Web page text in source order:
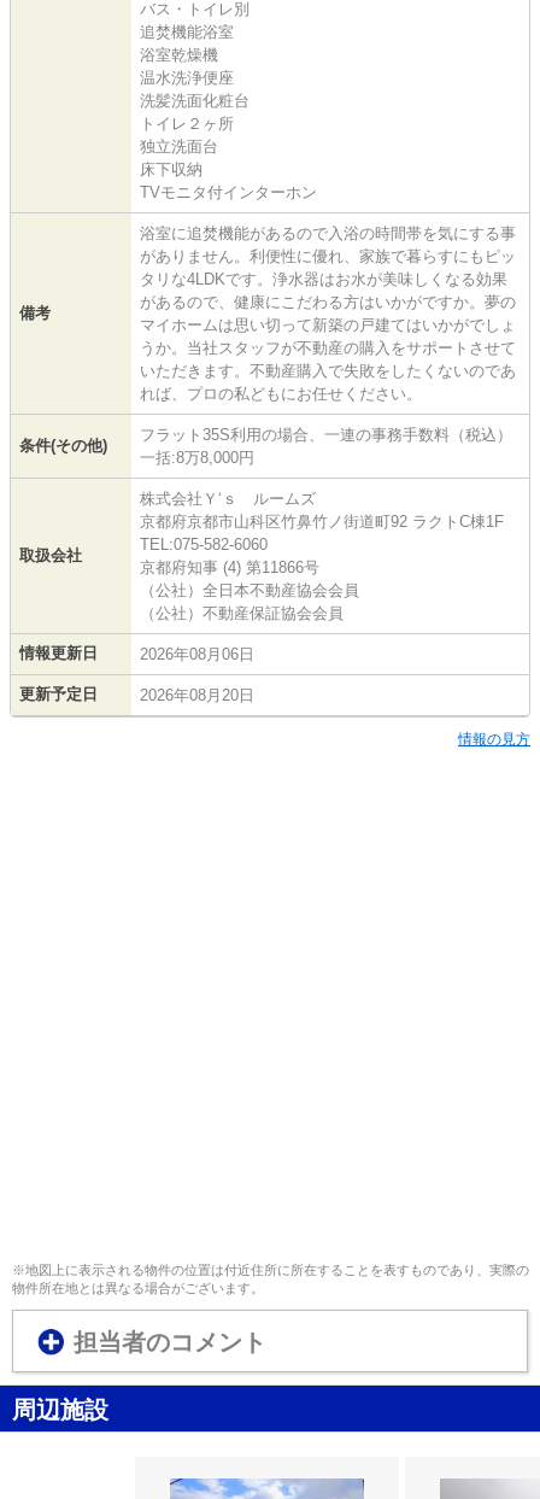
バス・トイレ別
追焚機能浴室
浴室乾燥機
温水洗浄便座
洗髪洗面化粧台
トイレ２ヶ所
独立洗面台
床下収納
TVモニタ付インターホン
備考
浴室に追焚機能があるので入浴の時間帯を気にする事
がありません。利便性に優れ、家族で暮らすにもピッ
タリな4LDKです。浄水器はお水が美味しくなる効果
があるので、健康にこだわる方はいかがですか。夢の
マイホームは思い切って新築の戸建てはいかがでしょ
うか。当社スタッフが不動産の購入をサポートさせて
いただきます。不動産購入で失敗をしたくないのであ
れば、プロの私どもにお任せください。
条件(その他)
フラット35S利用の場合、一連の事務手数料（税込）
一括:8万8,000円
取扱会社
株式会社Ｙ‘ｓ ルームズ
京都府京都市山科区竹鼻竹ノ街道町92 ラクトC棟1F
TEL:075-582-6060
京都府知事 (4) 第11866号
（公社）全日本不動産協会会員
（公社）不動産保証協会会員
情報更新日 2026年08月06日
更新予定日 2026年08月20日
情報の見方
※地図上に表示される物件の位置は付近住所に所在することを表すものであり、実際の
物件所在地とは異なる場合がございます。
担当者のコメント
周辺施設